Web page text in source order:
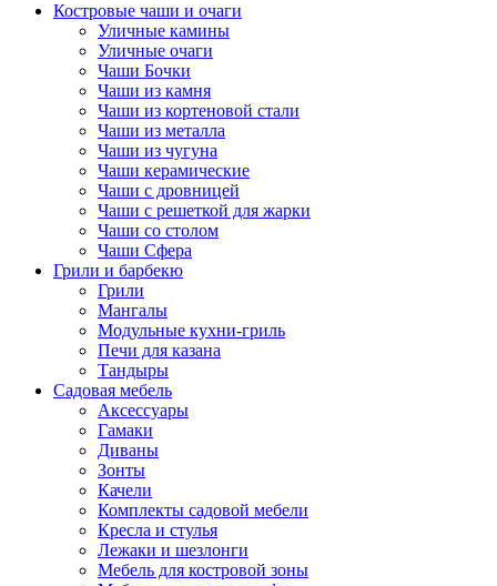
Костровые чаши и очаги
Уличные камины
Уличные очаги
Чаши Бочки
Чаши из камня
Чаши из кортеновой стали
Чаши из металла
Чаши из чугуна
Чаши керамические
Чаши с дровницей
Чаши с решеткой для жарки
Чаши со столом
Чаши Сфера
Грили и барбекю
Грили
Мангалы
Модульные кухни-гриль
Печи для казана
Тандыры
Садовая мебель
Аксессуары
Гамаки
Диваны
Зонты
Качели
Комплекты садовой мебели
Кресла и стулья
Лежаки и шезлонги
Мебель для костровой зоны